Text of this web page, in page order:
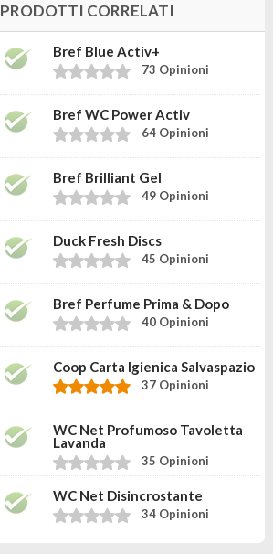
PRODOTTI CORRELATI
Bref Blue Activ+
73 Opinioni
Bref WC Power Activ
64 Opinioni
Bref Brilliant Gel
49 Opinioni
Duck Fresh Discs
45 Opinioni
Bref Perfume Prima & Dopo
40 Opinioni
Coop Carta Igienica Salvaspazio
37 Opinioni
WC Net Profumoso Tavoletta
Lavanda
35 Opinioni
WC Net Disincrostante
34 Opinioni